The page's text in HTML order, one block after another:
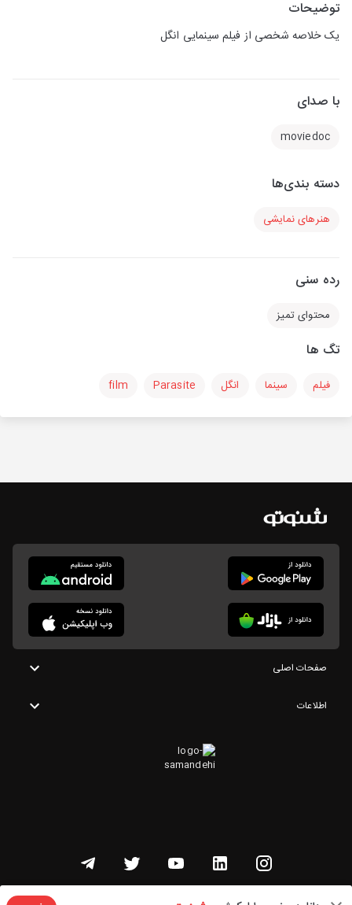
توضیحات
یک خلاصه شخصی از فیلم سینمایی انگل
با صدای
moviedoc
دسته بندی‌ها
هنرهای نمایشی
رده سنی
محتوای تمیز
تگ ها
فیلم سینما انگل Parasite
film
صفحات اصلی
اطلاعات
تمامی حقوق این وبسایت متعلق به شنوتو است